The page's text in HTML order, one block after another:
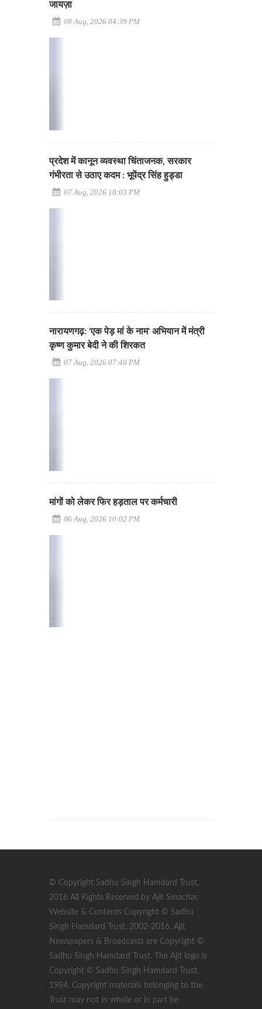
जायज़ा
08 Aug, 2026 04:39 PM
प्रदेश में कानून व्यवस्था चिंताजनक, सरकार
गंभीरता से उठाए कदम : भूपेंद्र सिंह हुड्डा
07 Aug, 2026 10:03 PM
नारायणगढ़: 'एक पेड़ मां के नाम' अभियान में मंत्री
कृष्ण कुमार बेदी ने की शिरकत
07 Aug, 2026 07:40 PM
मांगों को लेकर फिर हड़ताल पर कर्मचारी
06 Aug, 2026 10:02 PM
© Copyright Sadhu Singh Hamdard Trust,
2016 All Rights Reserved by Ajit Smachar.
Website & Contents Copyright © Sadhu
Singh Hamdard Trust, 2002-2016. Ajit
Newspapers & Broadcasts are Copyright ©
Sadhu Singh Hamdard Trust. The Ajit logo is
Copyright © Sadhu Singh Hamdard Trust,
1984. Copyright materials belonging to the
Trust may not in whole or in part be